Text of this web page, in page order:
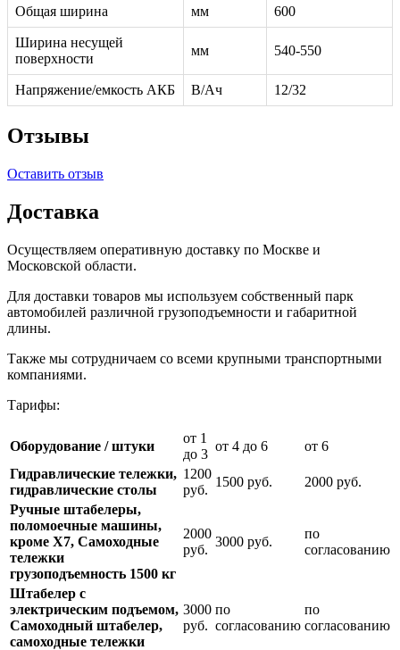
Общая ширина мм 600
Ширина несущей
поверхности
мм 540-550
Напряжение/емкость АКБ В/Ач 12/32
Отзывы
Оставить отзыв
Доставка
Осуществляем оперативную доставку по Москве и
Московской области.
Для доставки товаров мы используем собственный парк
автомобилей различной грузоподъемности и габаритной
длины.
Также мы сотрудничаем со всеми крупными транспортными
компаниями.
Тарифы:
Оборудование / штуки
от 1
до 3
от 4 до 6
от 6
Гидравлические тележки,
гидравлические столы
1200
руб.
1500 руб.
2000 руб.
Ручные штабелеры,
поломоечные машины,
кроме Х7, Самоходные
тележки
грузоподъемность 1500 кг
2000
руб.
3000 руб.
по
согласованию
Штабелер с
электрическим подъемом,
Самоходный штабелер,
самоходные тележки
3000
руб.
по
согласованию
по
согласованию